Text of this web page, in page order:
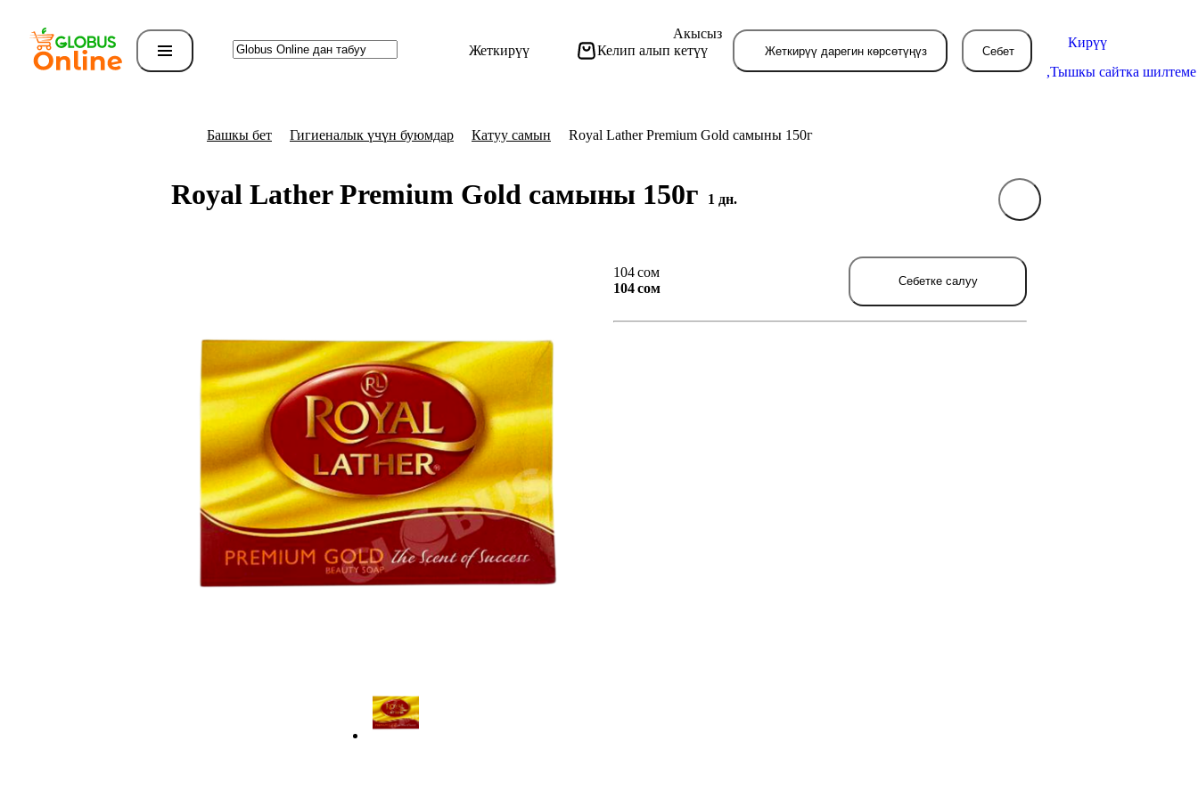
Жеткирүү Келип алып кетүү
Акысыз
Жеткирүү дарегин көрсөтүңүз Себет
Кирүү
,Тышкы сайтка шилтеме
Башкы бет Гигиеналык үчүн буюмдар Катуу самын Royal Lather Premium Gold самыны 150г
Royal Lather Premium Gold самыны 150г 1 дн.
104 сом
104 сом
Себетке салуу
Бул жерде сиз буйрутма берген
товарлар пайда болот.